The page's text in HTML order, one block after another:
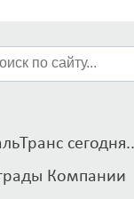
Компании